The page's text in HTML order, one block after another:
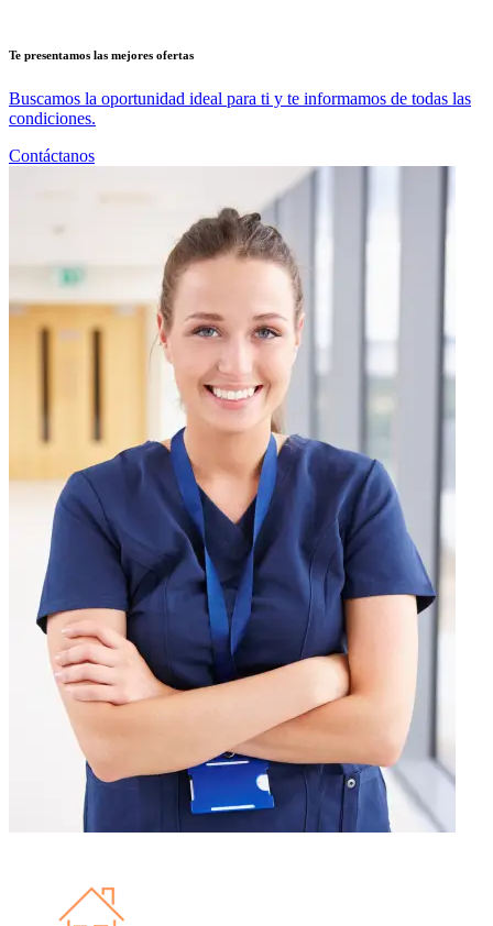
Te presentamos las mejores ofertas
Buscamos la oportunidad ideal para ti y te informamos de todas las
condiciones.
Contáctanos